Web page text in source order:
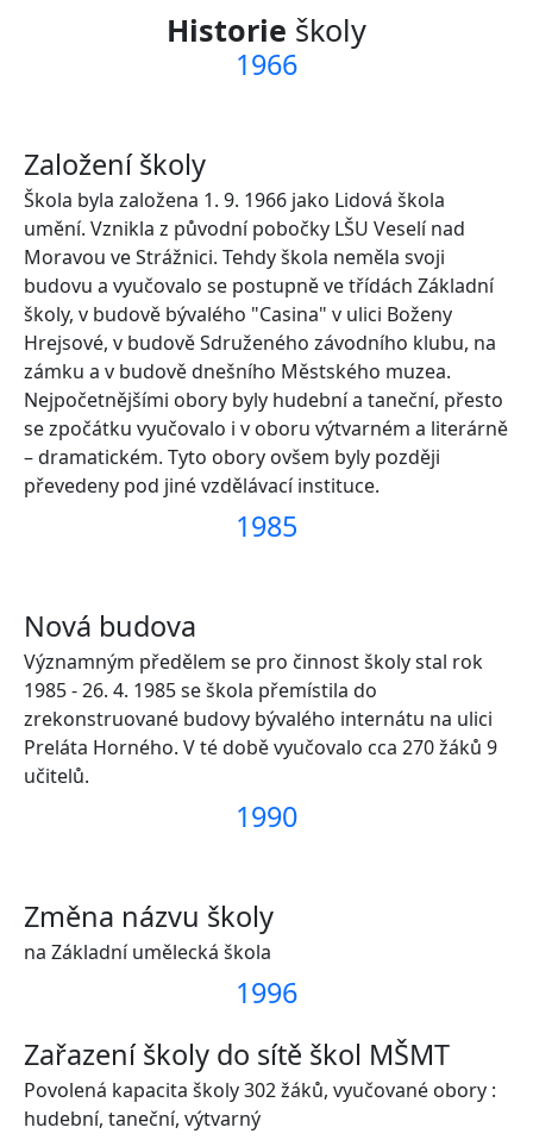
Historie školy
1966
Založení školy
Škola byla založena 1. 9. 1966 jako Lidová škola
umění. Vznikla z původní pobočky LŠU Veselí nad
Moravou ve Strážnici. Tehdy škola neměla svoji
budovu a vyučovalo se postupně ve třídách Základní
školy, v budově bývalého "Casina" v ulici Boženy
Hrejsové, v budově Sdruženého závodního klubu, na
zámku a v budově dnešního Městského muzea.
Nejpočetnějšími obory byly hudební a taneční, přesto
se zpočátku vyučovalo i v oboru výtvarném a literárně
– dramatickém. Tyto obory ovšem byly později
převedeny pod jiné vzdělávací instituce.
1985
Nová budova
Významným předělem se pro činnost školy stal rok
1985 - 26. 4. 1985 se škola přemístila do
zrekonstruované budovy bývalého internátu na ulici
Preláta Horného. V té době vyučovalo cca 270 žáků 9
učitelů.
1990
Změna názvu školy
na Základní umělecká škola
1996
Zařazení školy do sítě škol MŠMT
Povolená kapacita školy 302 žáků, vyučované obory :
hudební, taneční, výtvarný